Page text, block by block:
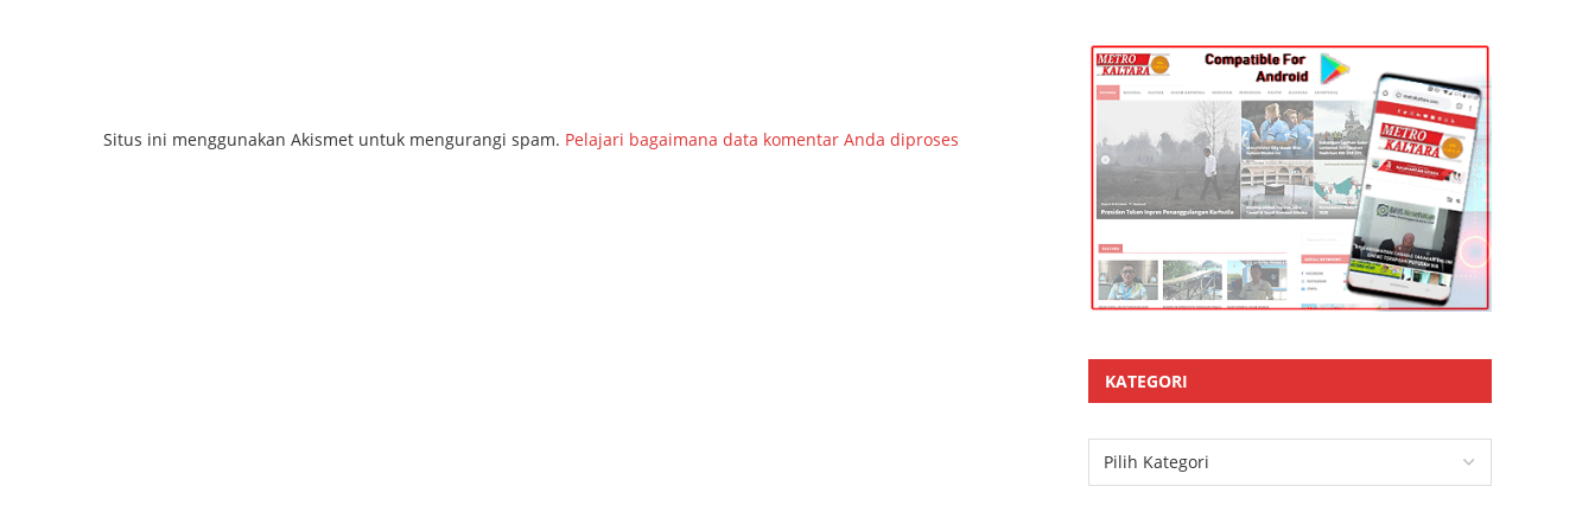
Situs ini menggunakan Akismet untuk mengurangi spam. Pelajari bagaimana data komentar Anda diproses
KATEGORI